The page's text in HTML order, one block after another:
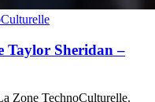
Taylor Sheridan –
Zone TechnoCulturelle.